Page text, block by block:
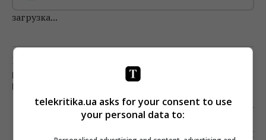
загрузка...
Предыдущий пост
МАМУ КОЛЯНА ИЗ «РЕАЛЬНЫХ ПАЦАНОВ» НЕ
Следующий пост
СЕРИАЛ ДЭННИ БОЙЛА МОЖЕТ ПРИНЕСТИ
ПРОБЛЕМЫ КОМПАНИИ FX
telekritika.ua asks for your consent to use
your personal data to: